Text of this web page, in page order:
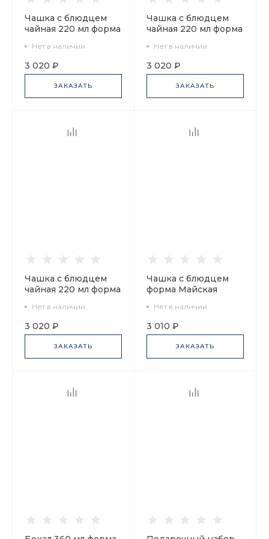
Чашка с блюдцем
чайная 220 мл форма
Старо-Калинкин
мост арт.
81.16036.00.1
Нет в наличии
3 020 ₽
ЗАКАЗАТЬ
Чашка с блюдцем
чайная 220 мл форма
Львиный мостик арт.
81.16030.00.1
Нет в наличии
3 020 ₽
ЗАКАЗАТЬ
Чашка с блюдцем
чайная 220 мл форма
Аничков мост арт.
81.16035.00.1
Нет в наличии
3 020 ₽
ЗАКАЗАТЬ
Чашка с блюдцем
форма Майская
башня, арт.
81.32626.00.1
Нет в наличии
3 010 ₽
ЗАКАЗАТЬ